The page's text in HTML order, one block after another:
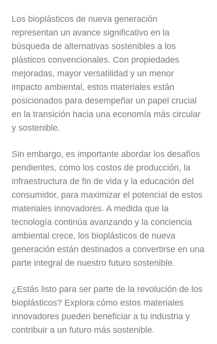
Los bioplásticos de nueva generación
representan un avance significativo en la
búsqueda de alternativas sostenibles a los
plásticos convencionales. Con propiedades
mejoradas, mayor versatilidad y un menor
impacto ambiental, estos materiales están
posicionados para desempeñar un papel crucial
en la transición hacia una economía más circular
y sostenible.
Sin embargo, es importante abordar los desafíos
pendientes, como los costos de producción, la
infraestructura de fin de vida y la educación del
consumidor, para maximizar el potencial de estos
materiales innovadores. A medida que la
tecnología continúa avanzando y la conciencia
ambiental crece, los bioplásticos de nueva
generación están destinados a convertirse en una
parte integral de nuestro futuro sostenible.
¿Estás listo para ser parte de la revolución de los
bioplásticos? Explora cómo estos materiales
innovadores pueden beneficiar a tu industria y
contribuir a un futuro más sostenible.